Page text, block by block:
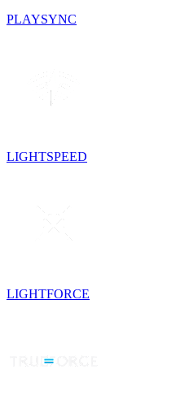
PLAYSYNC
LIGHTSPEED
LIGHTFORCE